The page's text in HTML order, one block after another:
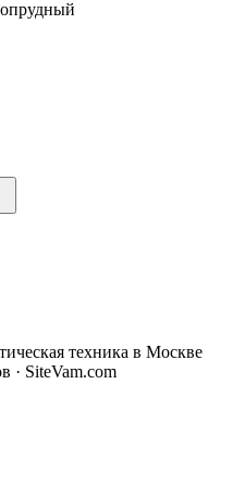
техника в Москве
· SiteVam.com